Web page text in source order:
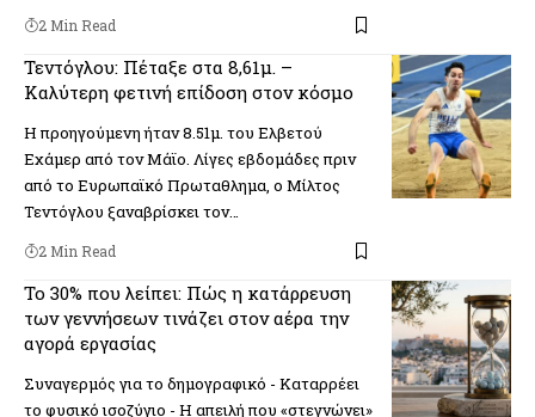
2 Min Read
Τεντόγλου: Πέταξε στα 8,61μ. –
Καλύτερη φετινή επίδοση στον κόσμο
Η προηγούμενη ήταν 8.51μ. του Ελβετού
Εχάμερ από τον Μάϊο. Λίγες εβδομάδες πριν
από το Ευρωπαϊκό Πρωταθλημα, ο Μίλτος
Τεντόγλου ξαναβρίσκει τον…
2 Min Read
Το 30% που λείπει: Πώς η κατάρρευση
των γεννήσεων τινάζει στον αέρα την
αγορά εργασίας
Συναγερμός για το δημογραφικό - Καταρρέει
το φυσικό ισοζύγιο - Η απειλή που «στεγνώνει»